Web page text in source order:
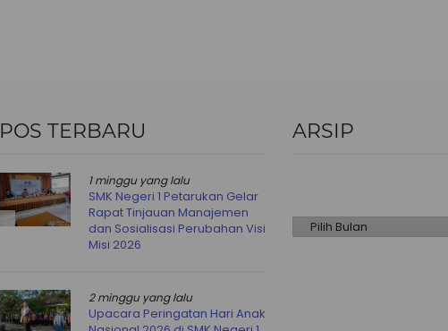
POS TERBARU
1 minggu yang lalu
SMK Negeri 1 Petarukan Gelar
Rapat Tinjauan Manajemen
dan Sosialisasi Perubahan Visi
Misi 2026
2 minggu yang lalu
Upacara Peringatan Hari Anak
ARSIP